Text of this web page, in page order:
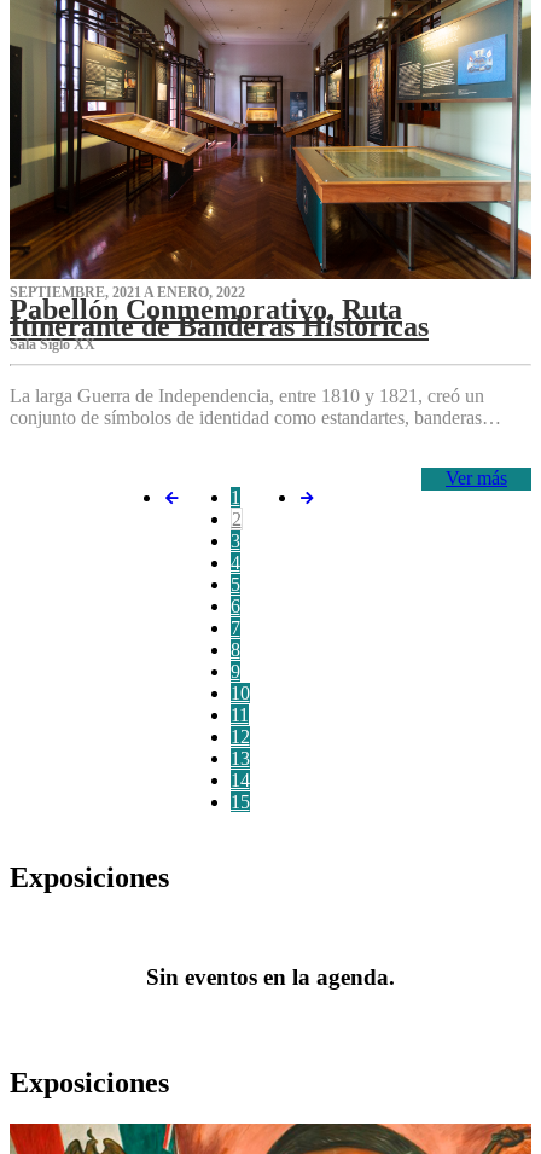
SEPTIEMBRE, 2021 A ENERO, 2022
Pabellón Conmemorativo, Ruta
Itinerante de Banderas Históricas
Sala Siglo XX
La larga Guerra de Independencia, entre 1810 y 1821, creó un
conjunto de símbolos de identidad como estandartes, banderas…
Ver más
1
2
3
4
5
6
7
8
9
10
11
12
13
14
15
Exposiciones
Sin eventos en la agenda.
Exposiciones